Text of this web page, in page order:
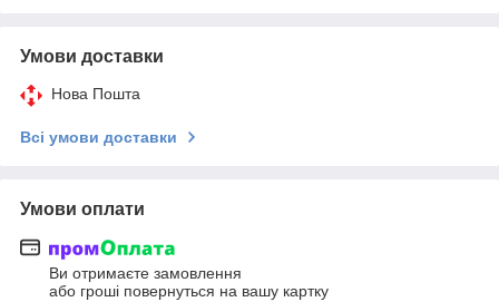
Умови доставки
Нова Пошта
Всі умови доставки
Умови оплати
Ви отримаєте замовлення
або гроші повернуться на вашу картку